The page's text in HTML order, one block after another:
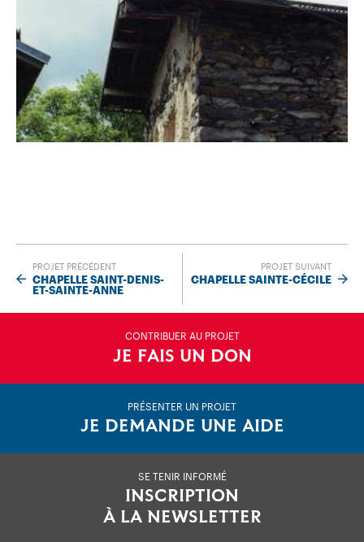
PROJET PRÉCÉDENT
CHAPELLE SAINT-DENIS-
ET-SAINTE-ANNE
PROJET SUIVANT
CHAPELLE SAINTE-CÉCILE
CONTRIBUER AU PROJET
JE FAIS UN DON
PRÉSENTER UN PROJET
JE DEMANDE UNE AIDE
SE TENIR INFORMÉ
INSCRIPTION
À LA NEWSLETTER